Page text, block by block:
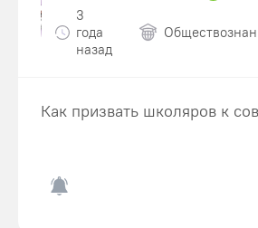
3
года
назад
Как призвать школяров к